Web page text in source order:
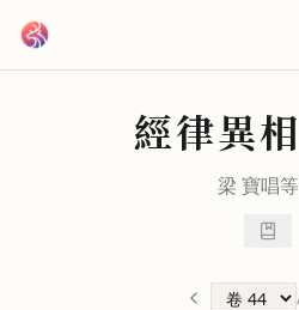
經律異相
梁 寶唱